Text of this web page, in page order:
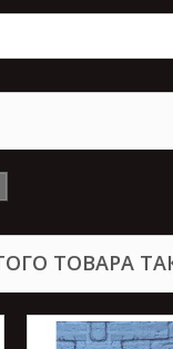
ТОВАРА